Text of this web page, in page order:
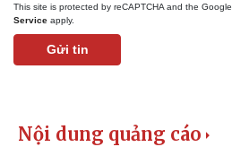
This site is protected by reCAPTCHA and the Google
Service apply.
Gửi tin